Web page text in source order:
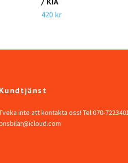
420 kr
Kundtjänst
inte att kontakta oss! Tel.070-